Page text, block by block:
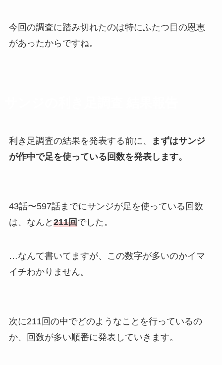
今回の調査に踏み切れたのは特にふたつ目の恩恵
があったからですね。
利き足調査の結果を発表する前に、
まずはサンジ
が作中で足を使っている回数を発表します。
43話〜597話までにサンジが足を使っている回数
は、なんと 211回でした。
…なんて書いてますが、この数字が多いのかイマ
イチわかりません。
次に211回の中でどのようなことを行っているの
か、回数が多い順番に発表していきます。